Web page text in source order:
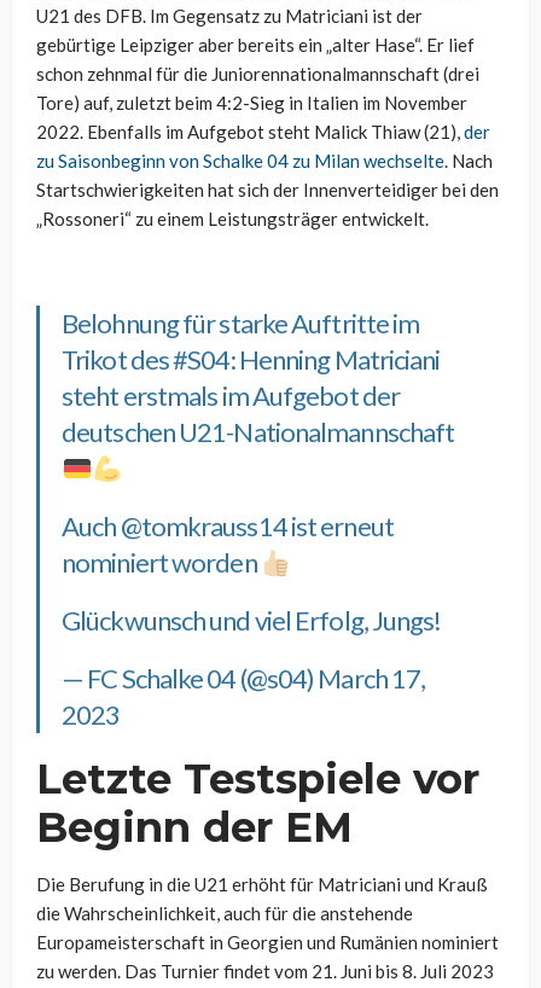
U21 des DFB. Im Gegensatz zu Matriciani ist der
gebürtige Leipziger aber bereits ein „alter Hase“. Er lief
schon zehnmal für die Juniorennationalmannschaft (drei
Tore) auf, zuletzt beim 4:2-Sieg in Italien im November
2022. Ebenfalls im Aufgebot steht Malick Thiaw (21),der
zu Saisonbeginn von Schalke 04 zu Milan wechselte. Nach
Startschwierigkeiten hat sich der Innenverteidiger bei den
„Rossoneri“ zu einem Leistungsträger entwickelt.
Belohnung für starke Auftritte im
Trikot des#S04: Henning Matriciani
steht erstmals im Aufgebot der
deutschen U21-Nationalmannschaft
Auch@tomkrauss14ist erneut
nominiert worden
Glückwunsch und viel Erfolg, Jungs!
— FC Schalke 04 (@s04) March 17,
2023
Letzte Testspiele vor
Beginn der EM
Die Berufung in die U21 erhöht für Matriciani und Krauß
die Wahrscheinlichkeit, auch für die anstehende
Europameisterschaft in Georgien und Rumänien nominiert
zu werden. Das Turnier findet vom 21. Juni bis 8. Juli 2023